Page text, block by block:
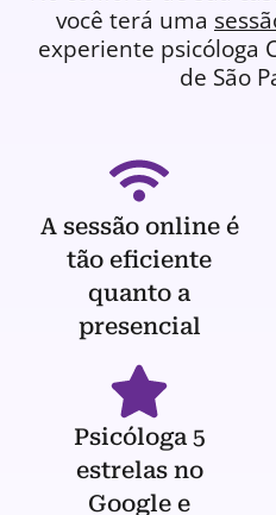
você terá uma
experiente psicóloga
de São
A sessão online é
tão eficiente
quanto a
presencial
Psicóloga 5
estrelas no
Google e